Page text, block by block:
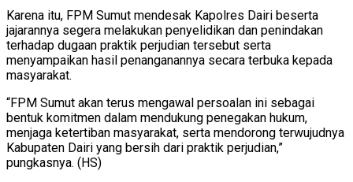
Karena itu, FPM Sumut mendesak Kapolres Dairi beserta
jajarannya segera melakukan penyelidikan dan penindakan
terhadap dugaan praktik perjudian tersebut serta
menyampaikan hasil penanganannya secara terbuka kepada
masyarakat.
“FPM Sumut akan terus mengawal persoalan ini sebagai
bentuk komitmen dalam mendukung penegakan hukum,
menjaga ketertiban masyarakat, serta mendorong terwujudnya
Kabupaten Dairi yang bersih dari praktik perjudian,”
pungkasnya. (HS)